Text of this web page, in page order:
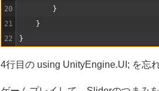
20
21
22
}
}
}
4行目の using UnityEngine.UI; を忘